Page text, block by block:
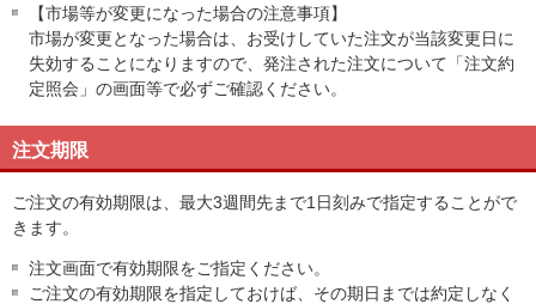
【市場等が変更になった場合の注意事項】
市場が変更となった場合は、お受けしていた注文が当該変更日に
失効することになりますので、発注された注文について「注文約
定照会」の画面等で必ずご確認ください。
注文期限
ご注文の有効期限は、最大3週間先まで1日刻みで指定することがで
きます。
注文画面で有効期限をご指定ください。
ご注文の有効期限を指定しておけば、その期日までは約定しなく